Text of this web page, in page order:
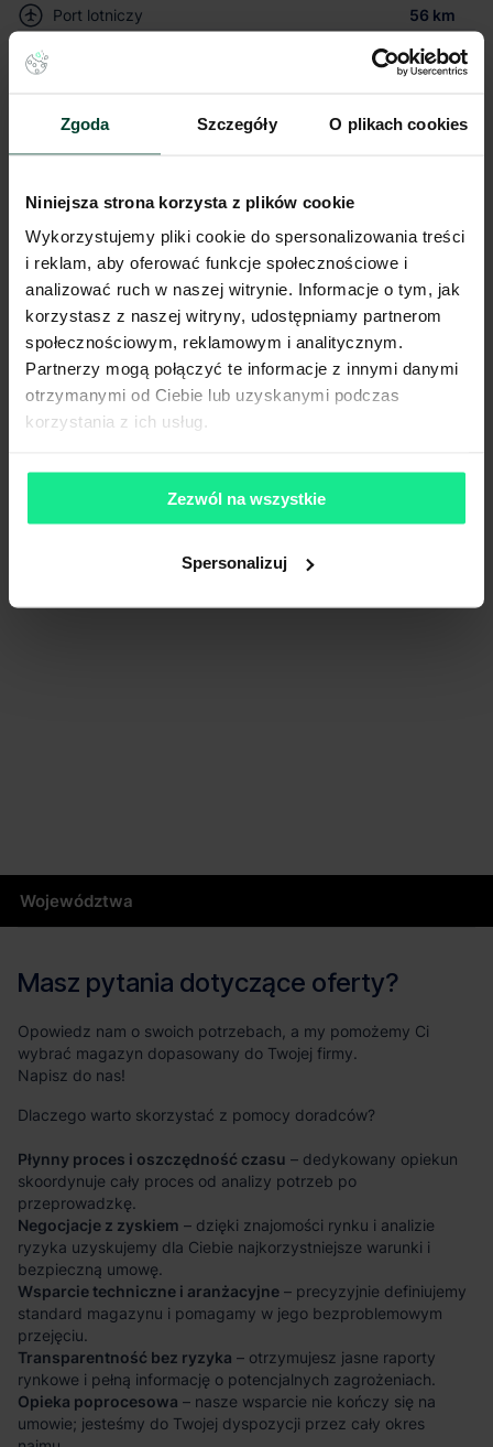
Zgoda Szczegóły O plikach cookies
Niniejsza strona korzysta z plików cookie
Wykorzystujemy pliki cookie do spersonalizowania treści
i reklam, aby oferować funkcje społecznościowe i
analizować ruch w naszej witrynie. Informacje o tym, jak
korzystasz z naszej witryny, udostępniamy partnerom
społecznościowym, reklamowym i analitycznym.
Partnerzy mogą połączyć te informacje z innymi danymi
otrzymanymi od Ciebie lub uzyskanymi podczas
korzystania z ich usług.
Zezwól na wszystkie
Spersonalizuj
Port lotniczy
56 km
2 km
Lokalizacja magazynu
Niniejsze ogłoszenie ma charakter wyłącznie informacyjny i nie stanowi
odpowiada za ewentualne błędy lub nieaktualność ogłoszenia.
Ogłoszenia, cenniki i inne informacje zawarte na stronie internetowej
mogą się różnić od danych rzeczywistych. Publikacja ogłoszenia nie
gwarantuje dostępności prezentowanych nieruchomości. Weryfikacja
dostępności odbywa się po wysłaniu formularza kontaktowego.
Województwa
Masz pytania dotyczące oferty?
Opowiedz nam o swoich potrzebach, a my pomożemy Ci
wybrać magazyn dopasowany do Twojej firmy.
Napisz do nas!
Dlaczego warto skorzystać z pomocy doradców?
Płynny proces i oszczędność czasu – dedykowany opiekun
skoordynuje cały proces od analizy potrzeb po
przeprowadzkę.
Negocjacje z zyskiem – dzięki znajomości rynku i analizie
ryzyka uzyskujemy dla Ciebie najkorzystniejsze warunki i
bezpieczną umowę.
Wsparcie techniczne i aranżacyjne – precyzyjnie definiujemy
standard magazynu i pomagamy w jego bezproblemowym
przejęciu.
Transparentność bez ryzyka – otrzymujesz jasne raporty
rynkowe i pełną informację o potencjalnych zagrożeniach.
Opieka poprocesowa – nasze wsparcie nie kończy się na
umowie; jesteśmy do Twojej dyspozycji przez cały okres